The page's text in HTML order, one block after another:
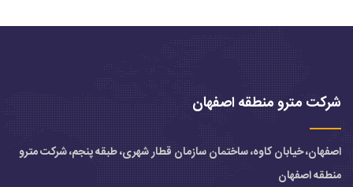
شرکت مترو منطقه اصفهان
اصفهان، خیابان کاوه، ساختمان سازمان قطار شهری، طبقه پنجم، شرکت مترو
منطقه اصفهان